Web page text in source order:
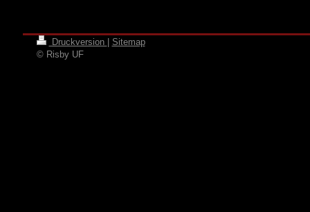
Druckversion
Sitemap
© Risby UF